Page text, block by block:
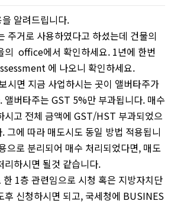
알려드립니다.
주거로 사용하였다고 하셨는데 건물의
의 office에서 확인하세요. 1년에 한번
에 나오니 확인하세요.
시면 지금 사업하시는 곳이 앨버타주가
앨버타주는 GST 5%만 부과됩니다. 매수
시고 전체 금액에 GST/HST 부과되었으
그에 따라 매도시도 동일 방법 적용됩니
으로 분리되어 매수 처리되었다면, 매도
리하시면 될것 같습니다.
1층 관련임으로 시청 혹은 지방자치단
후 신청하시면 되고, 국세청에 BUSINES